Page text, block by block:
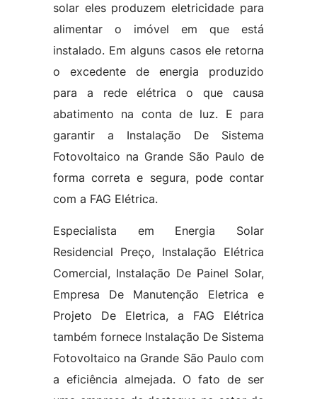
solar eles produzem eletricidade para
alimentar o imóvel em que está
instalado. Em alguns casos ele retorna
o excedente de energia produzido
para a rede elétrica o que causa
abatimento na conta de luz. E para
garantir a Instalação De Sistema
Fotovoltaico na Grande São Paulo de
forma correta e segura, pode contar
com a FAG Elétrica.
Especialista em Energia Solar
Residencial Preço, Instalação Elétrica
Comercial, Instalação De Painel Solar,
Empresa De Manutenção Eletrica e
Projeto De Eletrica, a FAG Elétrica
também fornece Instalação De Sistema
Fotovoltaico na Grande São Paulo com
a eficiência almejada. O fato de ser